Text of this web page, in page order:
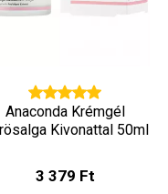
Anaconda Krémgél
Kivonattal 50ml
3 379 Ft